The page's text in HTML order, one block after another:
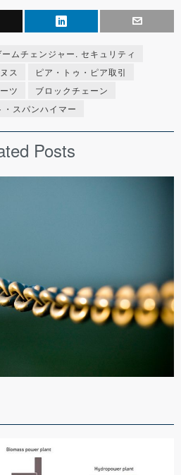
ームチェンジャー. セキュリティ
ス
ピア・トゥ・ピア取引
ツ
ブロックチェーン
・スパンハイマー
Posts